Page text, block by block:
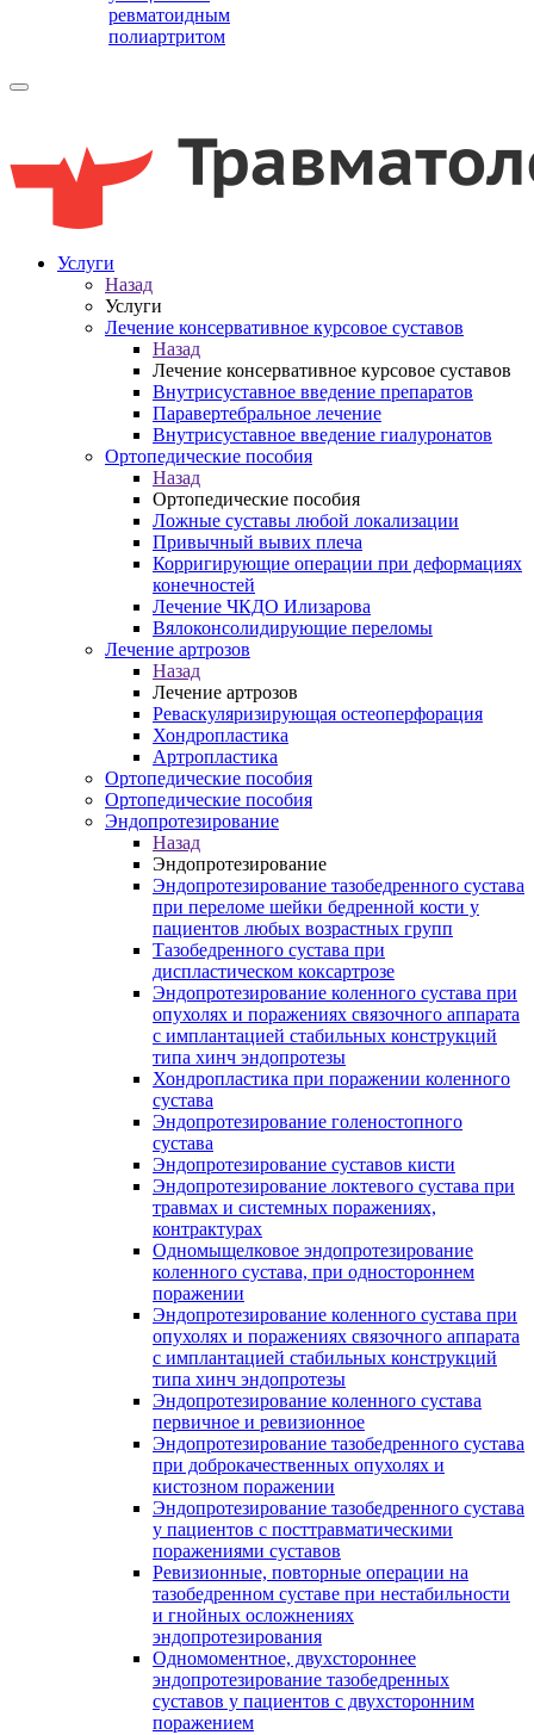
ревматоидным
полиартритом
Услуги
Назад
Услуги
Лечение консервативное курсовое суставов
Назад
Лечение консервативное курсовое суставов
Внутрисуставное введение препаратов
Паравертебральное лечение
Внутрисуставное введение гиалуронатов
Ортопедические пособия
Назад
Ортопедические пособия
Ложные суставы любой локализации
Привычный вывих плеча
Корригирующие операции при деформациях
конечностей
Лечение ЧКДО Илизарова
Вялоконсолидирующие переломы
Лечение артрозов
Назад
Лечение артрозов
Реваскуляризирующая остеоперфорация
Хондропластика
Артропластика
Ортопедические пособия
Ортопедические пособия
Эндопротезирование
Назад
Эндопротезирование
Эндопротезирование тазобедренного сустава
при переломе шейки бедренной кости у
пациентов любых возрастных групп
Тазобедренного сустава при
диспластическом коксартрозе
Эндопротезирование коленного сустава при
опухолях и поражениях связочного аппарата
с имплантацией стабильных конструкций
типа хинч эндопротезы
Хондропластика при поражении коленного
сустава
Эндопротезирование голеностопного
сустава
Эндопротезирование суставов кисти
Эндопротезирование локтевого сустава при
травмах и системных поражениях,
контрактурах
Одномыщелковое эндопротезирование
коленного сустава, при одностороннем
поражении
Эндопротезирование коленного сустава при
опухолях и поражениях связочного аппарата
с имплантацией стабильных конструкций
типа хинч эндопротезы
Эндопротезирование коленного сустава
первичное и ревизионное
Эндопротезирование тазобедренного сустава
при доброкачественных опухолях и
кистозном поражении
Эндопротезирование тазобедренного сустава
у пациентов с посттравматическими
поражениями суставов
Ревизионные, повторные операции на
тазобедренном суставе при нестабильности
и гнойных осложнениях
эндопротезирования
Одномоментное, двухстороннее
эндопротезирование тазобедренных
суставов у пациентов с двухсторонним
поражением